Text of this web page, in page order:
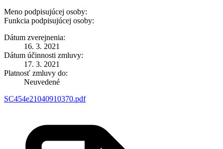
Meno podpisujúcej osoby:
Funkcia podpisujúcej osoby:
Dátum zverejnenia:
16. 3. 2021
Dátum účinnosti zmluvy:
17. 3. 2021
Platnosť zmluvy do:
Neuvedené
SC454e21040910370.pdf